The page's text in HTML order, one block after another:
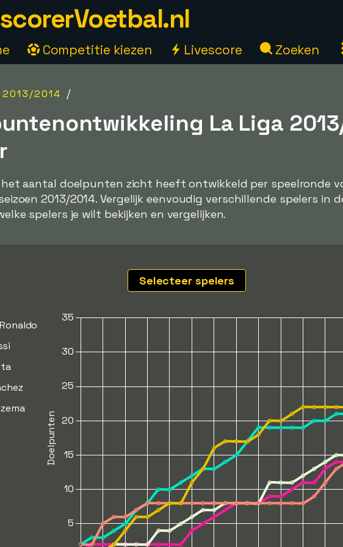
Competitie kiezen Livescore Zoeken
2013/2014 /
La Liga
het aantal doelpunten zicht heeft ontwikkeld per speelronde
2013/2014. Vergelijk eenvoudig verschillende spelers in
spelers je wilt bekijken en vergelijken.
Selecteer spelers